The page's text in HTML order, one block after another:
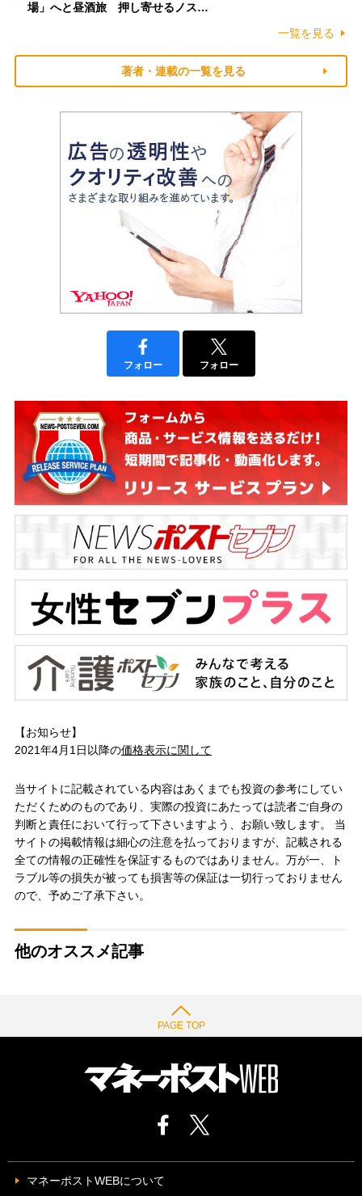
場」へと昼酒旅 押し寄せるノス…
一覧を見る
著者・連載の一覧を見る
フォロー フォロー
【お知らせ】
2021年4月1日以降の価格表示に関して
当サイトに記載されている内容はあくまでも投資の参考にしてい
ただくためのものであり、実際の投資にあたっては読者ご自身の
判断と責任において行って下さいますよう、お願い致します。 当
サイトの掲載情報は細心の注意を払っておりますが、記載される
全ての情報の正確性を保証するものではありません。万が一、ト
ラブル等の損失が被っても損害等の保証は一切行っておりません
ので、予めご了承下さい。
他のオススメ記事
PAGE TOP
マネーポストWEBについて